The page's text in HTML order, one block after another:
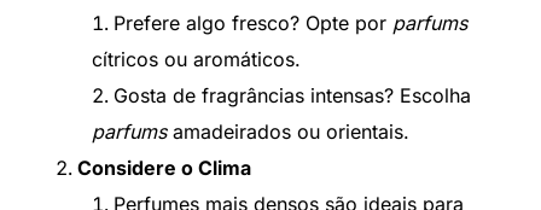
Prefere algo fresco? Opte por parfums
cítricos ou aromáticos.
Gosta de fragrâncias intensas? Escolha
parfumsamadeirados ou orientais.
Considere o Clima
Perfumes mais densos são ideais para